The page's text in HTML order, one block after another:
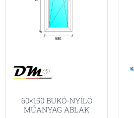
60×150 BUKÓ-NYÍLÓ
MŰANYAG ABLAK